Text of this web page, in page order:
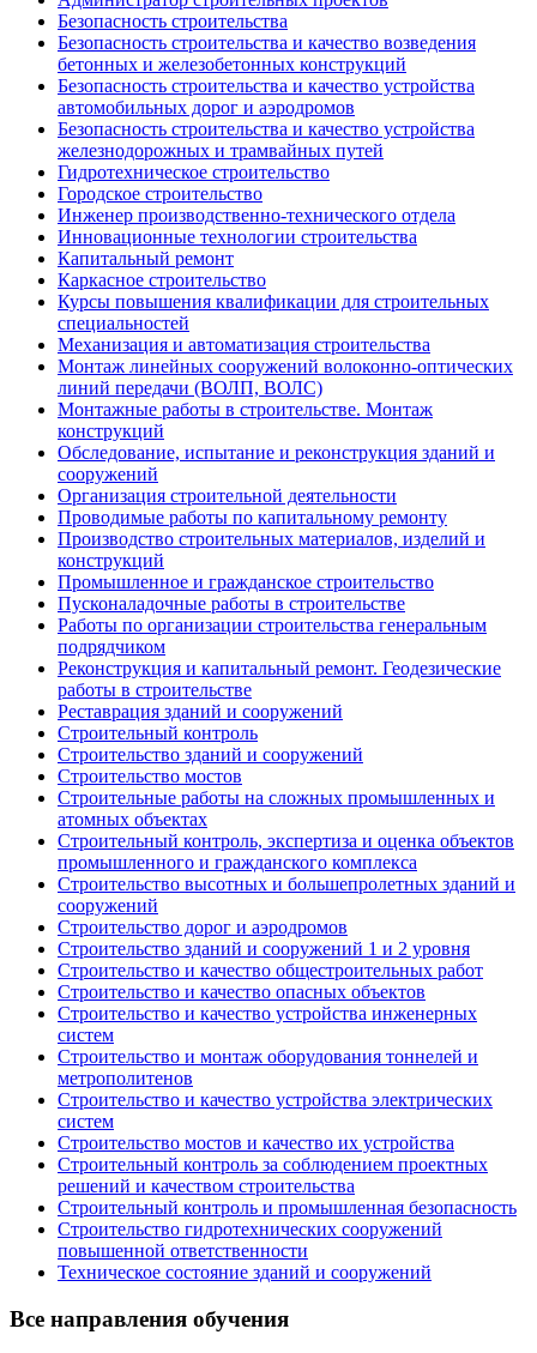
Безопасность строительства
Безопасность строительства и качество возведения
бетонных и железобетонных конструкций
Безопасность строительства и качество устройства
автомобильных дорог и аэродромов
Безопасность строительства и качество устройства
железнодорожных и трамвайных путей
Гидротехническое строительство
Городское строительство
Инженер производственно-технического отдела
Инновационные технологии строительства
Капитальный ремонт
Каркасное строительство
Курсы повышения квалификации для строительных
специальностей
Механизация и автоматизация строительства
Монтаж линейных сооружений волоконно-оптических
линий передачи (ВОЛП, ВОЛС)
Монтажные работы в строительстве. Монтаж
конструкций
Обследование, испытание и реконструкция зданий и
сооружений
Организация строительной деятельности
Проводимые работы по капитальному ремонту
Производство строительных материалов, изделий и
конструкций
Промышленное и гражданское строительство
Пусконаладочные работы в строительстве
Работы по организации строительства генеральным
подрядчиком
Реконструкция и капитальный ремонт. Геодезические
работы в строительстве
Реставрация зданий и сооружений
Строительный контроль
Строительство зданий и сооружений
Строительство мостов
Строительные работы на сложных промышленных и
атомных объектах
Строительный контроль, экспертиза и оценка объектов
промышленного и гражданского комплекса
Строительство высотных и большепролетных зданий и
сооружений
Строительство дорог и аэродромов
Строительство зданий и сооружений 1 и 2 уровня
Строительство и качество общестроительных работ
Строительство и качество опасных объектов
Строительство и качество устройства инженерных
систем
Строительство и монтаж оборудования тоннелей и
метрополитенов
Строительство и качество устройства электрических
систем
Строительство мостов и качество их устройства
Строительный контроль за соблюдением проектных
решений и качеством строительства
Строительный контроль и промышленная безопасность
Строительство гидротехнических сооружений
повышенной ответственности
Техническое состояние зданий и сооружений
Все направления обучения